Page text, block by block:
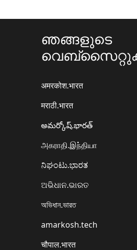
ഞങ്ങളുടെ
अमरकोश.भारत
मराठी.भारत
అమర్కోష్.భారత్
அகராதி.இந்தியா
ನಿಘಂಟು.ಭಾರತ
ଅଭିଧାନ.ଭାରତ
অভিধান.ভারত
amarkosh.tech
चौपाल.भारत